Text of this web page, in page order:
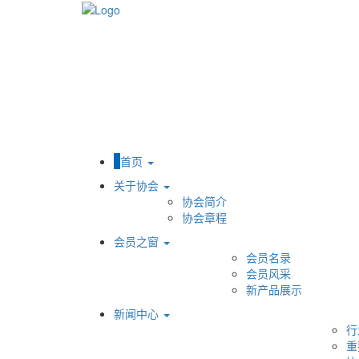
首页
关于协会
协会简介
协会章程
会员之窗
会员名录
会员风采
新产品展示
新闻中心